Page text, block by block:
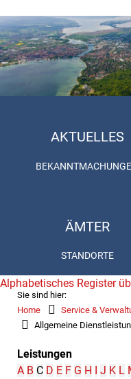
AKTUELLES
ÄMTER
STANDORTE
Sie sind hier:
Home
Service &
Allgemeine
Leistungen
Alphabetisches Register
A B C D E F G H I J K L